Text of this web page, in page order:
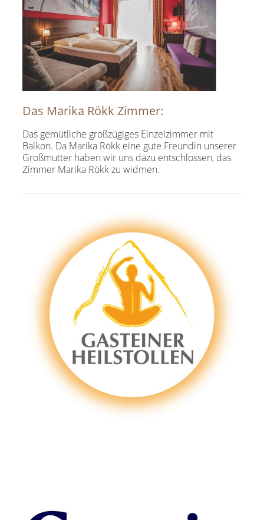
Das Marika Rökk Zimmer:
Das gemütliche großzügiges Einzelzimmer mit
Balkon. Da Marika Rökk eine gute Freundin unserer
Großmutter haben wir uns dazu entschlossen, das
Zimmer Marika Rökk zu widmen.